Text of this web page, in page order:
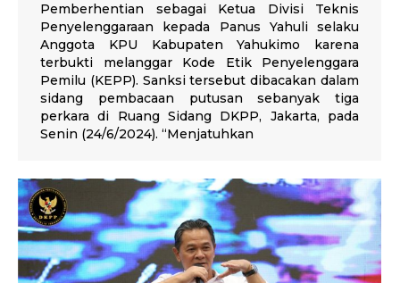
Pemberhentian sebagai Ketua Divisi Teknis
Penyelenggaraan kepada Panus Yahuli selaku
Anggota KPU Kabupaten Yahukimo karena
terbukti melanggar Kode Etik Penyelenggara
Pemilu (KEPP). Sanksi tersebut dibacakan dalam
sidang pembacaan putusan sebanyak tiga
perkara di Ruang Sidang DKPP, Jakarta, pada
Senin (24/6/2024). “Menjatuhkan